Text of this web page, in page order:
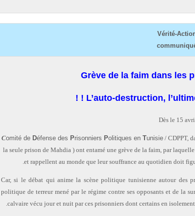
Vérité-
Grève de la faim dans les
L’auto-destruction,
Dès le 15
Comité de Défense des Prisonniers Politiques enTunisie / CDPPT,
la seule prison de Mahdia ) ont entamé une grève de la faim, par
et rappellent au monde que leur souffrance au quotidien doit
Car, si le débat qui anime la scène politique tunisienne autour des
politique de terreur mené par le régime contre ses opposants et de la
calvaire vécu jour et nuit par ces prisonniers dont certains en